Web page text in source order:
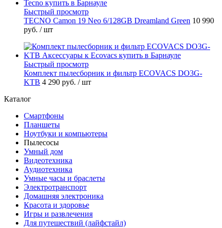
Быстрый просмотр
TECNO Camon 19 Neo 6/128GB Dreamland Green 10 990
руб. / шт
Быстрый просмотр
Комплект пылесборник и фильтр ECOVACS DO3G-
KTB 4 290 руб. / шт
Каталог
Смартфоны
Планшеты
Ноутбуки и компьютеры
Пылесосы
Умный дом
Видеотехника
Аудиотехника
Умные часы и браслеты
Электротранспорт
Домашняя электроника
Красота и здоровье
Игры и развлечения
Для путешествий (лайфстайл)